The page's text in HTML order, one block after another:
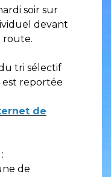
soir sur
devant
route.
tri sélectif
est reportée
de
:
de